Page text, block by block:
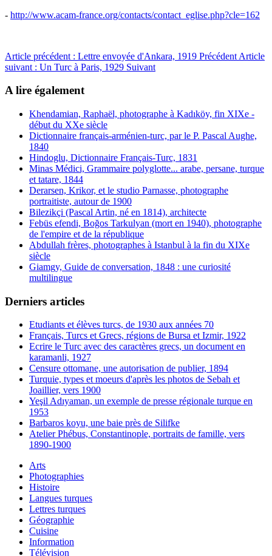
- http://www.acam-france.org/contacts/contact_eglise.php?cle=162
Article précédent : Lettre envoyée d'Ankara, 1919 Précédent Article
suivant : Un Turc à Paris, 1929 Suivant
A lire également
Khendamian, Raphaël, photographe à Kadıköy, fin XIXe -
début du XXe siècle
Dictionnaire français-arménien-turc, par le P. Pascal Aughe,
1840
Hindoglu, Dictionnaire Français-Turc, 1831
Minas Médici, Grammaire polyglotte... arabe, persane, turque
et tatare, 1844
Derarsen, Krikor, et le studio Parnasse, photographe
portraitiste, autour de 1900
Bilezikçi (Pascal Artin, né en 1814), architecte
Febüs efendi, Boğos Tarkulyan (mort en 1940), photographe
de l'empire et de la république
Abdullah frères, photographes à Istanbul à la fin du XIXe
siècle
Giamgy, Guide de conversation, 1848 : une curiosité
multilingue
Derniers articles
Etudiants et élèves turcs, de 1930 aux années 70
Français, Turcs et Grecs, régions de Bursa et Izmir, 1922
Ecrire le Turc avec des caractères grecs, un document en
karamanli, 1927
Censure ottomane, une autorisation de publier, 1894
Turquie, types et moeurs d'après les photos de Sebah et
Joaillier, vers 1900
Yeşil Adıyaman, un exemple de presse régionale turque en
1953
Barbaros koyu, une baie près de Silifke
Atelier Phébus, Constantinople, portraits de famille, vers
1890-1900
Arts
Photographies
Histoire
Langues turques
Lettres turques
Géographie
Cuisine
Information
Télévision